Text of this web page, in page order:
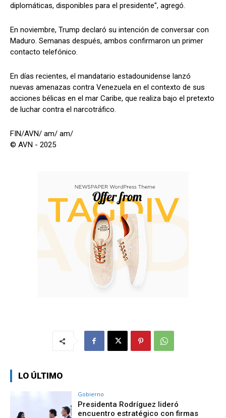
diplomáticas, disponibles para el presidente", agregó.
En noviembre, Trump declaró su intención de conversar con
Maduro. Semanas después, ambos confirmaron un primer
contacto telefónico.
En días recientes, el mandatario estadounidense lanzó
nuevas amenazas contra Venezuela en el contexto de sus
acciones bélicas en el mar Caribe, que realiza bajo el pretexto
de luchar contra el narcotráfico.
FIN/AVN/ am/ am/
© AVN - 2025
LO ÚLTIMO
Gobierno
Presidenta Rodríguez lideró
encuentro estratégico con firmas